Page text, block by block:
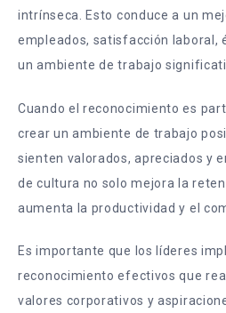
intrínseca. Esto conduce a un
empleados, satisfacción laboral,
un ambiente de trabajo
Cuando el reconocimiento es
crear un ambiente de trabajo
sienten valorados, apreciados y
de cultura no solo mejora la
aumenta la productividad y el
Es importante que los líderes
reconocimiento efectivos que
valores corporativos y